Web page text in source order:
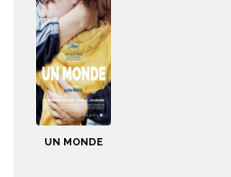
UN MONDE